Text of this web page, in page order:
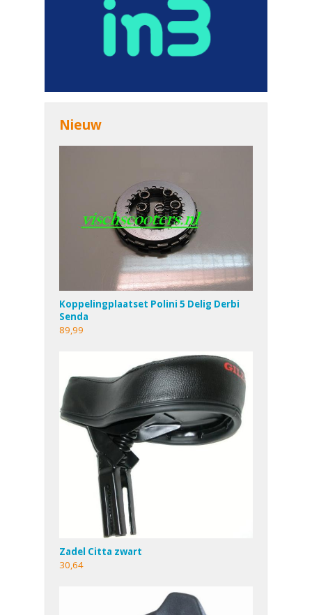
Nieuw
Koppelingplaatset Polini 5 Delig Derbi
Senda
89,99
Zadel Citta zwart
30,64